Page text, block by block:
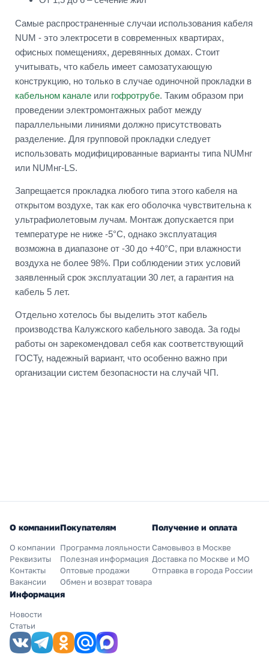
Самые распространенные случаи использования кабеля
NUM - это электросети в современных квартирах,
офисных помещениях, деревянных домах. Стоит
учитывать, что кабель имеет самозатухающую
конструкцию, но только в случае одиночной прокладки в
кабельном канале или гофротрубе. Таким образом при
проведении электромонтажных работ между
параллельными линиями должно присутствовать
разделение. Для групповой прокладки следует
использовать модифицированные варианты типа NUMнг
или NUMнг-LS.
Запрещается прокладка любого типа этого кабеля на
открытом воздухе, так как его оболочка чувствительна к
ультрафиолетовым лучам. Монтаж допускается при
температуре не ниже -5°С, однако эксплуатация
возможна в диапазоне от -30 до +40°С, при влажности
воздуха не более 98%. При соблюдении этих условий
заявленный срок эксплуатации 30 лет, а гарантия на
кабель 5 лет.
Отдельно хотелось бы выделить этот кабель
производства Калужского кабельного завода. За годы
работы он зарекомендовал себя как соответствующий
ГОСТу, надежный вариант, что особенно важно при
организации систем безопасности на случай ЧП.
О компании
О компании
Реквизиты
Контакты
Вакансии
Покупателям
Программа лояльности
Полезная информация
Оптовые продажи
Обмен и возврат товара
Получение и оплата
Самовывоз в Москве
Доставка по Москве и МО
Отправка в города России
Информация
Новости
Статьи